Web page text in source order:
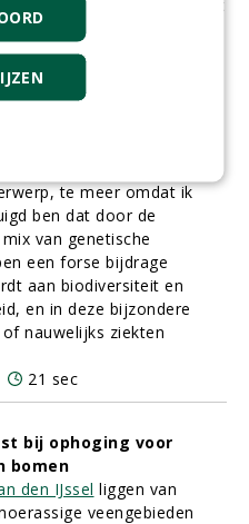
Jezus weer in de kribbe ligt
maar ook tussen
zijn ingedeeld
intergenerische hybride
) en intragenerische
een aardig leesmoment te
te meer omdat ik
ben dat door de
van genetische
een forse bijdrage
aan biodiversiteit en
en in deze bijzondere
nauwelijks ziekten
21 sec
bij ophoging voor
bomen
den IJssel liggen van
veengebieden